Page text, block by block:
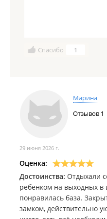
Спасибо 1
Марина
Отзывов 1
29 июня 2026 г.
Оценка:
Достоинства: Отдыхали
ребенком на выходных
понравилась база.
замком, действительно